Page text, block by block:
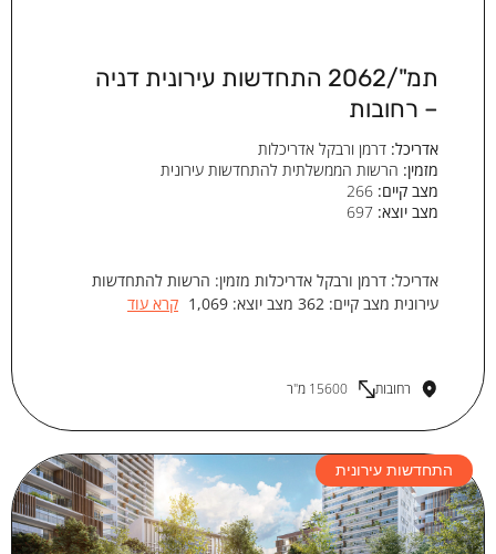
תמ"/2062 התחדשות עירונית דניה
– רחובות
אדריכל: דרמן ורבקל אדריכלות
מזמין: הרשות הממשלתית להתחדשות עירונית
מצב קיים:
מצב יוצא:
אדריכל: דרמן ורבקל אדריכלות מזמין: הרשות להתחדשות
עירונית מצב קיים: 362 מצב יוצא: 1,069
קרא עוד
רחובות 15600 מ"ר
התחדשות עירונית